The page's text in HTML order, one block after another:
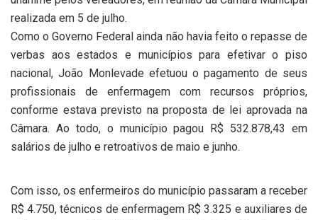
realizada em 5 de julho.
Como o Governo Federal ainda não havia feito o repasse de
verbas aos estados e municípios para efetivar o piso
nacional, João Monlevade efetuou o pagamento de seus
profissionais de enfermagem com recursos próprios,
conforme estava previsto na proposta de lei aprovada na
Câmara. Ao todo, o município pagou R$ 532.878,43 em
salários de julho e retroativos de maio e junho.
Com isso, os enfermeiros do município passaram a receber
R$ 4.750, técnicos de enfermagem R$ 3.325 e auxiliares de